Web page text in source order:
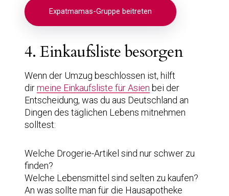
Expatmamas-Gruppe beitreten
4. Einkaufsliste besorgen
Wenn der Umzug beschlossen ist, hilft
dirmeine Einkaufsliste für Asien bei der
Entscheidung, was du aus Deutschland an
Dingen des täglichen Lebens mitnehmen
solltest:
Welche Drogerie-Artikel sind nur schwer zu
finden?
Welche Lebensmittel sind selten zu kaufen?
An was sollte man für die Hausapotheke